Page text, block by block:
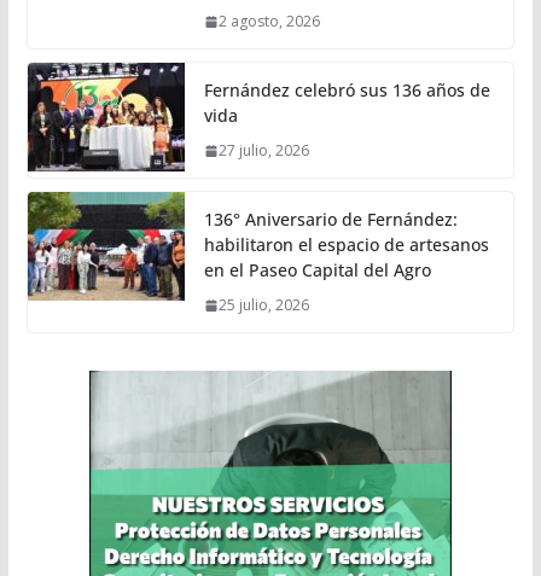
2 agosto, 2026
Fernández celebró sus 136 años de
vida
27 julio, 2026
136° Aniversario de Fernández:
habilitaron el espacio de artesanos
en el Paseo Capital del Agro
25 julio, 2026